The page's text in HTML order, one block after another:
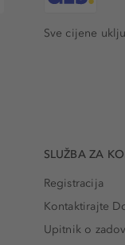
Sve cijene
SLUŽBA ZA
Registracija
Kontaktirajte
Upitnik o